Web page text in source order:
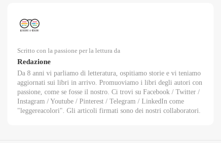
Scritto con la passione per la lettura da
Redazione
Da 8 anni vi parliamo di letteratura, ospitiamo storie e vi teniamo
aggiornati sui libri in arrivo. Promuoviamo i libri degli autori con
passione, come se fosse il nostro. Ci trovi su Facebook / Twitter /
Instagram / Youtube / Pinterest / Telegram / LinkedIn come
"leggereacolori". Gli articoli firmati sono dei nostri collaboratori.